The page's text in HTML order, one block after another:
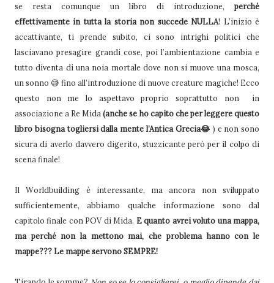
se resta comunque un libro di introduzione, perché
effettivamente in tutta la storia non succede NULLA! L’inizio è
accattivante, ti prende subito, ci sono intrighi politici che
lasciavano presagire grandi cose, poi l’ambientazione cambia e
tutto diventa di una noia mortale dove non si muove una mosca,
un sonno 😅 fino all’introduzione di nuove creature magiche! Ecco
questo non me lo aspettavo proprio soprattutto non in
associazione a Re Mida(anche se ho capito che per leggere questo
libro bisogna togliersi dalla mente l’Antica Grecia😂 ) e non sono
sicura di averlo davvero digerito, stuzzicante però per il colpo di
scena finale!
Il Worldbuilding è interessante, ma ancora non sviluppato
sufficientemente, abbiamo qualche informazione sono dal
capitolo finale con POV di Mida. E quanto avrei voluto una mappa,
ma perché non la mettono mai, che problema hanno con le
mappe??? Le mappe servono SEMPRE!